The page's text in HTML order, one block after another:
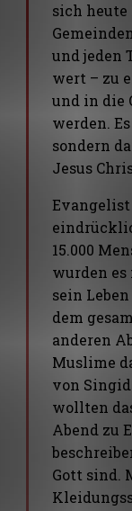
sich
und jeden
wert – zu
und in die
werden.
sondern
Jesus
15.000
wurden es
sein
dem
anderen
Muslime
von
wollten
Abend zu
Gott sind.